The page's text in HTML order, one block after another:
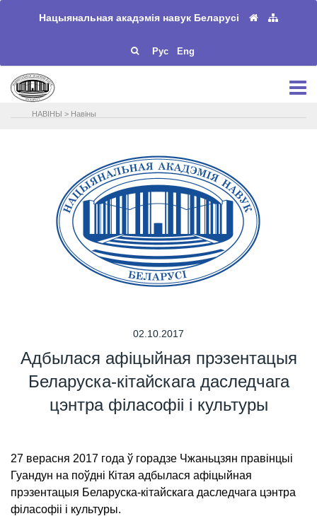
Нацыянальная акадэмія навук Беларусі
Рус Eng
НАВIНЫ > Навіны
02.10.2017
Адбылася афіцыйная прэзентацыя
Беларуска-кітайскага даследчага
цэнтра філасофіі і культуры
27 верасня 2017 года ў горадзе Чжаньцзян правінцыі
Гуандун на поўдні Кітая адбылася афіцыйная
прэзентацыя Беларуска-кітайскага даследчага цэнтра
філасофіі і культуры.